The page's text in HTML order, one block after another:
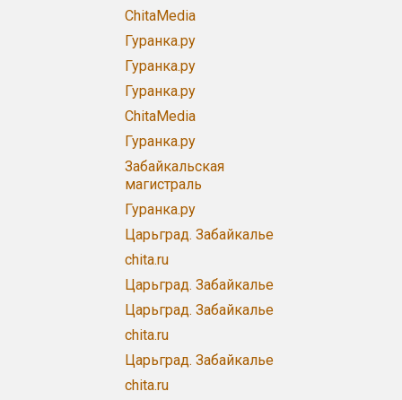
ChitaMedia
Гуранка.ру
Гуранка.ру
Гуранка.ру
ChitaMedia
Гуранка.ру
Забайкальская
магистраль
Гуранка.ру
Царьград. Забайкалье
chita.ru
Царьград. Забайкалье
Царьград. Забайкалье
chita.ru
Царьград. Забайкалье
chita.ru